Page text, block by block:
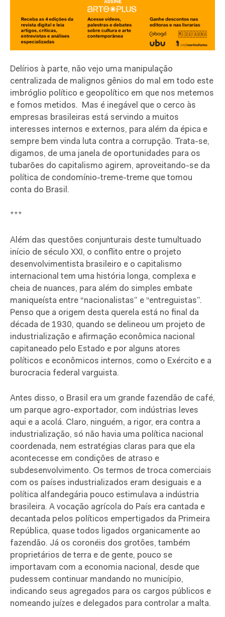
Delírios à parte, não vejo uma manipulação
centralizada de malignos gênios do mal em todo este
imbróglio político e geopolítico em que nos metemos
e fomos metidos. Mas é inegável que o cerco às
empresas brasileiras está servindo a muitos
interesses internos e externos, para além da épica e
sempre bem vinda luta contra a corrupção. Trata-se,
digamos, de uma janela de oportunidades para os
tubarões do capitalismo agirem, aproveitando-se da
política de condomínio-treme-treme que tomou
conta do Brasil.
***
Além das questões conjunturais deste tumultuado
início de século XXI, o conflito entre o projeto
desenvolvimentista brasileiro e o capitalismo
internacional tem uma história longa, complexa e
cheia de nuances, para além do simples embate
maniqueísta entre “nacionalistas” e “entreguistas”.
Penso que a origem desta querela está no final da
década de 1930, quando se delineou um projeto de
industrialização e afirmação econômica nacional
capitaneado pelo Estado e por alguns atores
políticos e econômicos internos, como o Exército e a
burocracia federal varguista.
Antes disso, o Brasil era um grande fazendão de café,
um parque agro-exportador, com indústrias leves
aqui e a acolá. Claro, ninguém, a rigor, era contra a
industrialização, só não havia uma política nacional
coordenada, nem estratégias claras para que ela
acontecesse em condições de atraso e
subdesenvolvimento. Os termos de troca comerciais
com os países industrializados eram desiguais e a
política alfandegária pouco estimulava a indústria
brasileira. A vocação agrícola do País era cantada e
decantada pelos políticos empertigados da Primeira
República, quase todos ligados organicamente ao
fazendão. Já os coronéis dos grotões, também
proprietários de terra e de gente, pouco se
importavam com a economia nacional, desde que
pudessem continuar mandando no município,
indicando seus agregados para os cargos públicos e
nomeando juízes e delegados para controlar a malta.